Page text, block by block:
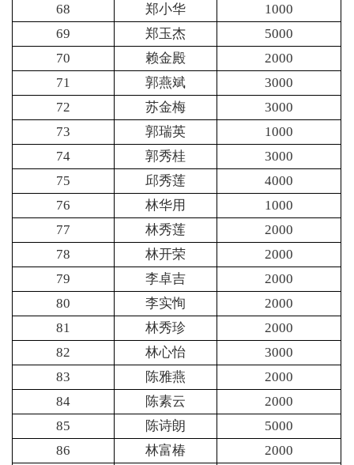
68
郑小华
1000
69
郑玉杰
5000
70
赖金殿
2000
71
郭燕斌
3000
72
苏金梅
3000
73
郭瑞英
1000
74
郭秀桂
3000
75
邱秀莲
4000
76
林华用
1000
77
林秀莲
2000
78
林开荣
2000
79
李卓吉
2000
80
李实恂
2000
81
林秀珍
2000
82
林心怡
3000
83
陈雅燕
2000
84
陈素云
2000
85
陈诗朗
5000
86
林富椿 2000